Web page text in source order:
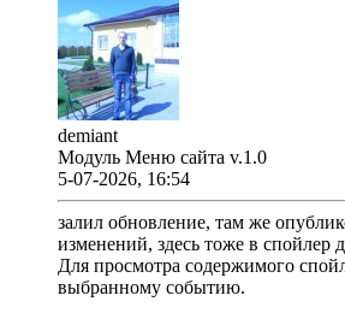
demiant
Модуль Меню сайта v.1.0
5-07-2026, 16:54
залил обновление, там же
изменений, здесь тоже в спойлер
Для просмотра содержимого
выбранному событию.